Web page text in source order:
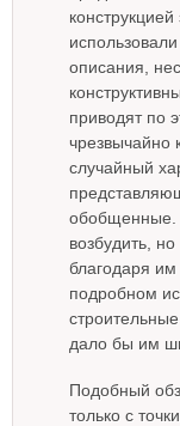
описания,
приводят по
чрезвычайно
случайный
обобщенные.
возбудить,
благодаря
подробном
дало бы им
Подобный
только с